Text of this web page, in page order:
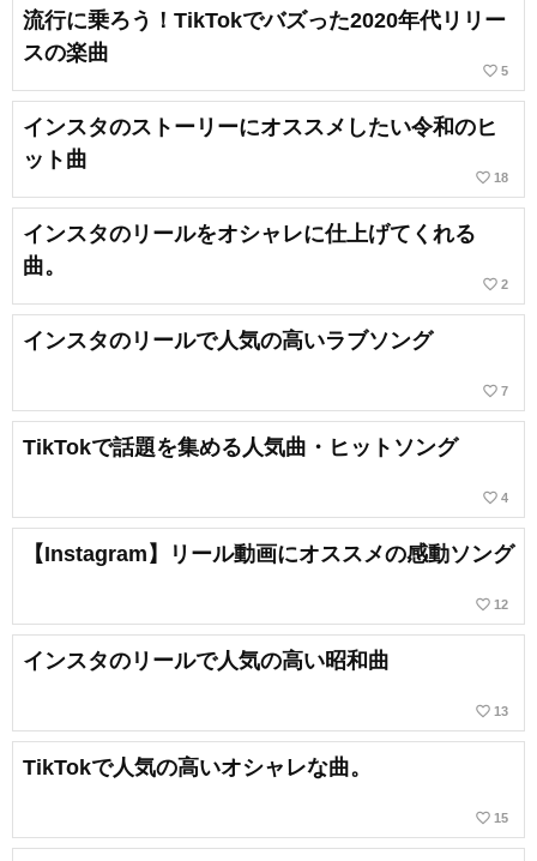
流行に乗ろう！TikTokでバズった2020年代リリー
スの楽曲
favorite_border 5
インスタのストーリーにオススメしたい令和のヒ
ット曲
favorite_border 18
インスタのリールをオシャレに仕上げてくれる
曲。
favorite_border 2
インスタのリールで人気の高いラブソング
favorite_border 7
TikTokで話題を集める人気曲・ヒットソング
favorite_border 4
【Instagram】リール動画にオススメの感動ソング
favorite_border 12
インスタのリールで人気の高い昭和曲
favorite_border 13
TikTokで人気の高いオシャレな曲。
favorite_border 15